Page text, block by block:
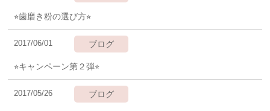
⭐︎歯磨き粉の選び方⭐︎
ブログ
2017/06/01
⭐︎キャンペーン第２弾⭐︎
ブログ
2017/05/26